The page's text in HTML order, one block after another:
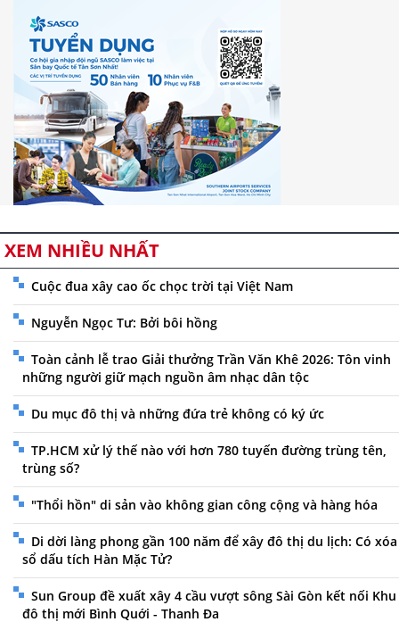
XEM NHIỀU NHẤT
Cuộc đua xây cao ốc chọc trời tại Việt Nam
Nguyễn Ngọc Tư: Bởi bôi hồng
Toàn cảnh lễ trao Giải thưởng Trần Văn Khê 2026: Tôn vinh
những người giữ mạch nguồn âm nhạc dân tộc
Du mục đô thị và những đứa trẻ không có ký ức
TP.HCM xử lý thế nào với hơn 780 tuyến đường trùng tên,
trùng số?
"Thổi hồn" di sản vào không gian công cộng và hàng hóa
Di dời làng phong gần 100 năm để xây đô thị du lịch: Có xóa
sổ dấu tích Hàn Mặc Tử?
Sun Group đề xuất xây 4 cầu vượt sông Sài Gòn kết nối Khu
đô thị mới Bình Quới - Thanh Đa